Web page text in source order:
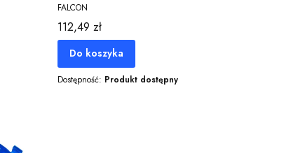
FALCON
Cena
112,49 zł
Do koszyka
Dostępność: Produkt dostępny